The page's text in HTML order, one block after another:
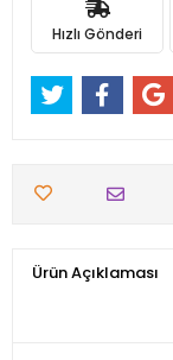
Hızlı Gönderi
Ürün Açıklaması